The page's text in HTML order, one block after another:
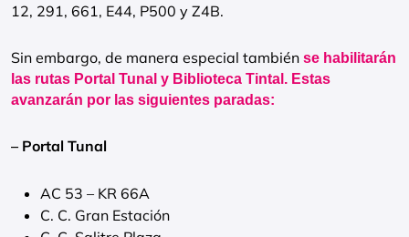
12, 291, 661, E44, P500 y Z4B.
Sin embargo, de manera especial también se habilitarán
las rutas Portal Tunal y Biblioteca Tintal. Estas
avanzarán por las siguientes paradas:
– Portal Tunal
AC 53 – KR 66A
C. C. Gran Estación